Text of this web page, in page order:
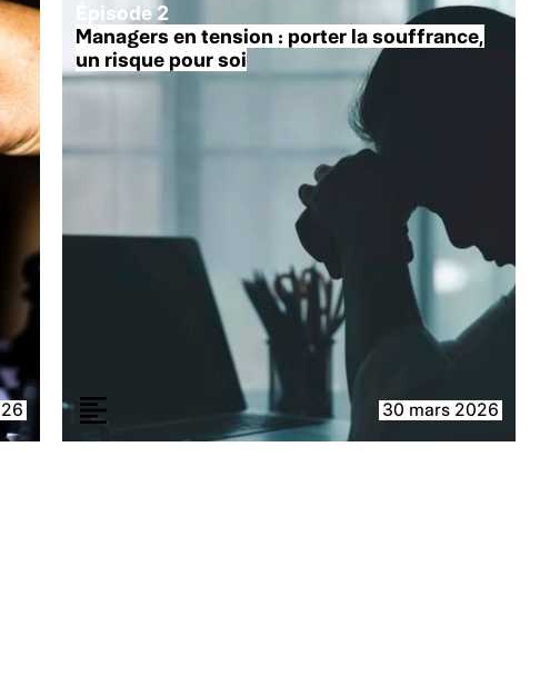
Épisode 2
Managers en tension : porter la souffrance,
un risque pour soi
30 mars 2026